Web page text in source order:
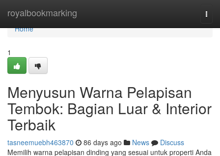
royalbookmarking
Home
Home
1
Menyusun Warna Pelapisan
Tembok: Bagian Luar & Interior
Terbaik
tasneemuebh463870 86 days ago News
Discuss
Memilih warna pelapisan dinding yang sesuai untuk properti Anda